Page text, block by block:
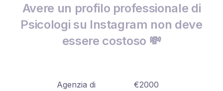
Avere un profilo professionale di
Psicologi su Instagram non deve
essere costoso 💸
Agenzia di
€2000